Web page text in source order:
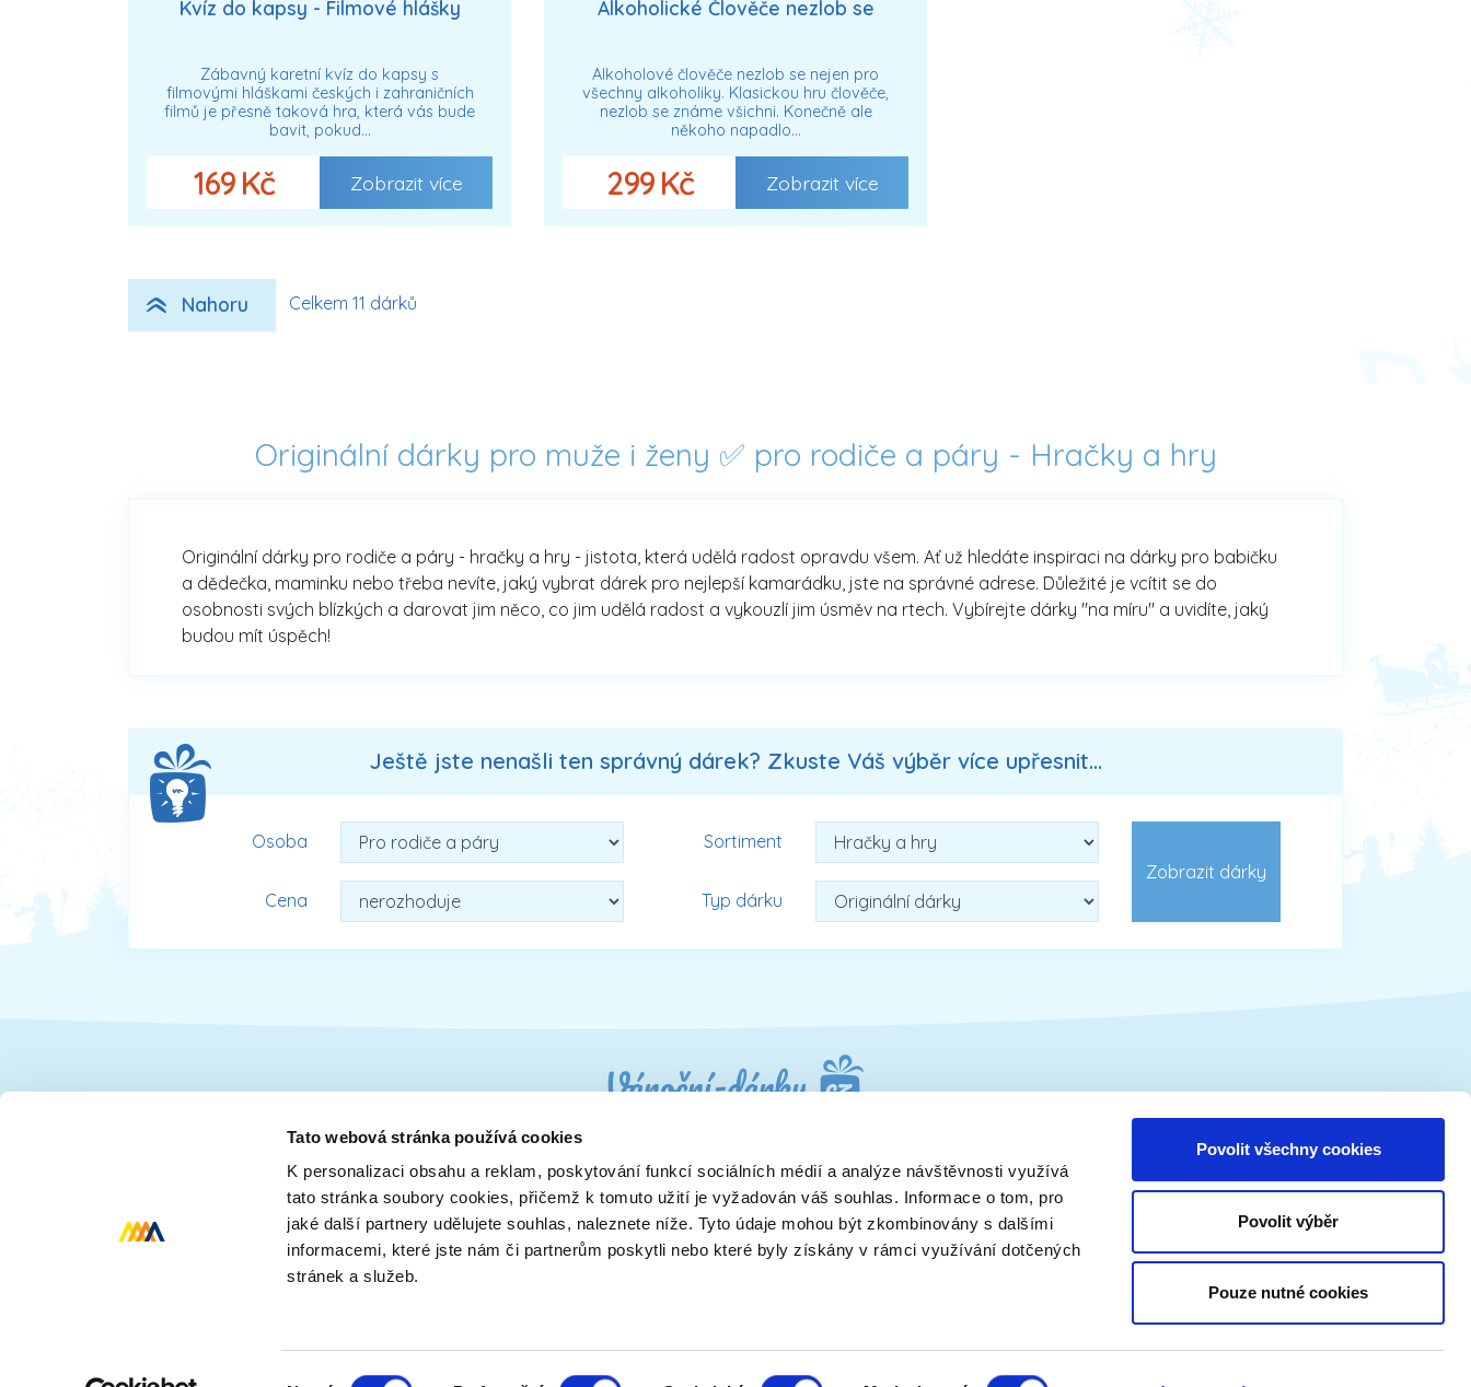
Tato webová stránka používá cookies
K personalizaci obsahu a reklam, poskytování funkcí sociálních médií a analýze návštěvnosti využívá
tato stránka soubory cookies, přičemž k tomuto užití je vyžadován váš souhlas. Informace o tom, pro
jaké další partnery udělujete souhlas, naleznete níže. Tyto údaje mohou být zkombinovány s dalšími
informacemi, které jste nám či partnerům poskytli nebo které byly získány v rámci využívání dotčených
stránek a služeb.
Povolit všechny cookies
Povolit výběr
Pouze nutné cookies
Kvíz do kapsy - Filmové hlášky
Zábavný karetní kvíz do kapsy s
filmovými hláškami českých i zahraničních
filmů je přesně taková hra, která vás bude
bavit, pokud…
169 Kč Zobrazit více
Alkoholické Člověče nezlob se
Alkoholové člověče nezlob se nejen pro
všechny alkoholiky. Klasickou hru člověče,
nezlob se známe všichni. Konečně ale
někoho napadlo…
299 Kč Zobrazit více
Nahoru Celkem 11 dárků
Originální dárky pro muže i ženy ✅ pro rodiče a páry - Hračky a hry
Originální dárky pro rodiče a páry - hračky a hry - jistota, která udělá radost opravdu všem. Ať už hledáte inspiraci na dárky pro babičku
a dědečka, maminku nebo třeba nevíte, jaký vybrat dárek pro nejlepší kamarádku, jste na správné adrese. Důležité je vcítit se do
osobnosti svých blízkých a darovat jim něco, co jim udělá radost a vykouzlí jim úsměv na rtech. Vybírejte dárky "na míru" a uvidíte, jaký
budou mít úspěch!
Ještě jste nenašli ten správný dárek? Zkuste Váš výběr více upřesnit...
Osoba
Cena
Sortiment
Typ dárku
Dárky pro dceru Dárky pro muže
Dárky pro syna
Dárky pro babičku Dárky pro maminku
Dárky pro tatínka
Dárky pro seniory Dárky pro rodiče a páry
Dárky pro přítelkyni
Dárky pro přítele
Vánoční tématika
Vánoční tradice
Vánoční recepty